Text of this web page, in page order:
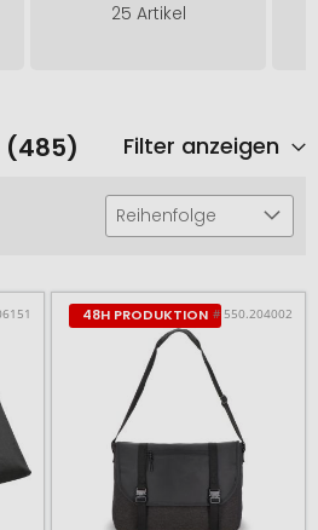
25 Artikel
(485) Filter anzeigen
Reihenfolge
48H PRODUKTION # 550.204002